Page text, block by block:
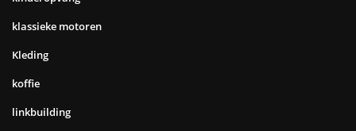
klassieke motoren
Kleding
koffie
linkbuilding